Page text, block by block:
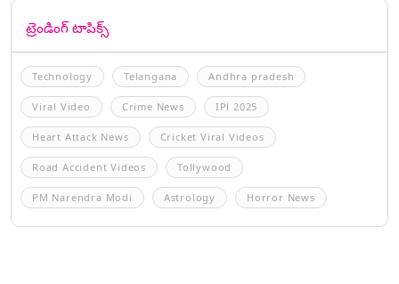
ట్రెండింగ్ టాపిక్స్
Technology Telangana Andhra pradesh
Viral Video Crime News IPl 2025
Heart Attack News Cricket Viral Videos
Road Accident Videos Tollywood
PM Narendra Modi Astrology Horror News